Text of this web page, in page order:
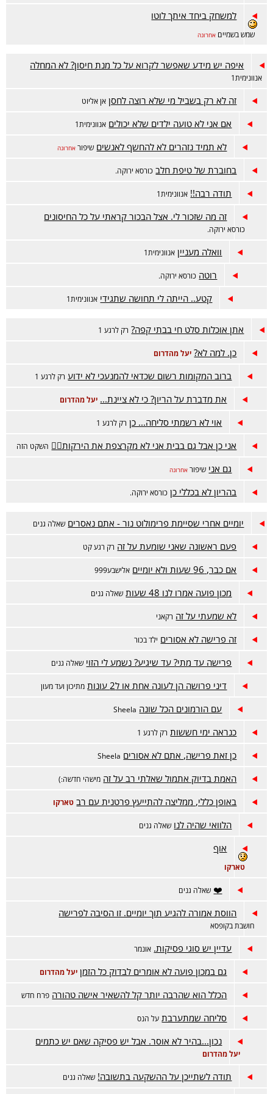
למשחק ביחד איתך לוטו
שמש בשמיים אחרונה
איפה יש מידע שאפשר לקרוא על כל מנת חיסון? לא המחלה
אנוונימית1
זה לא רק בשביל מי שלא רוצה לחסן אן אליוט
אם אני לא טועה ילדים שלא יכולים אנוונימית1
לא תמיד נזהרים לא להחשף לאנשים שיפור אחרונה
בחוברת של טיפת חלב כורסא ירוקה.
תודה רבה!! אנוונימית1
זה מה שזכור לי. אצל הבכור קראתי על כל החיסונים
כורסא ירוקה.
וואלה מעניין אנוונימית1
רוטה כורסא ירוקה.
קטע.. הייתה לי תחושה שתגידי אנוונימית1
אתן אוכלות סלט חי בבתי קפה? רק לרגע 1
כן. למה לא? יעל מהדרום
ברוב המקומות רשום שכדאי להמנעכי לא ידוע רק לרגע 1
את מדברת על הריון? כי לא ציינת... יעל מהדרום
אוי לא רשמתי סליחה... כן רק לרגע 1
אני כן אבל גם בבית אני לא מקרצפת את הירקות🤦‍♀️ השקט הזה
גם אני שיפור אחרונה
בהריון לא בכללי כן כורסא ירוקה.
יומיים אחרי שסיימת פרימולוט נור - אתם נאסרים שאלה גנים
פעם ראשונה שאני שומעת על זה רק רגע קט
אם כבר, 96 שעות ולא יומיים אלישבע999
מכון פועה אמרו לנו 48 שעות שאלה גנים
לא שמעתי על זה רקאני
זה פרישה לא אסורים ילד בכור
פרישה עד מתי? עד שיגיע? נשמע לי הזוי שאלה גנים
דיני פרושה הן לעונה אחת או ל2 עונות מתיכון ועד מעון
עם הורמונים הכל שונה Sheela
כנראה ימי חששות רק לרגע 1
כן זאת פרישה, אתם לא אסורים Sheela
האמת בדיוק אתמול שאלתי רב על זה מישהי חדשה:)
באופן כללי, ממליצה להתייעץ פרטנית עם רב טארקו
הלוואי שהיה לנו שאלה גנים
אוף
טארקו
❤️ שאלה גנים
הווסת אמורה להגיע תוך יומיים. זו הסיבה לפרישה
חושבת בקופסא
עדיין יש סוגי פסיקות. אונמר
גם במכון פועה לא אומרים לבדוק כל הזמן יעל מהדרום
הכלל הוא שהרבה יותר קל להשאיר אישה טהורה פרח חדש
סליחה שמתערבת על הנס
נכון...בהיר לא אוסר. אבל יש פסיקה שאם יש כתמים
יעל מהדרום
תודה לשתייכן על ההשקעה בתשובה! שאלה גנים